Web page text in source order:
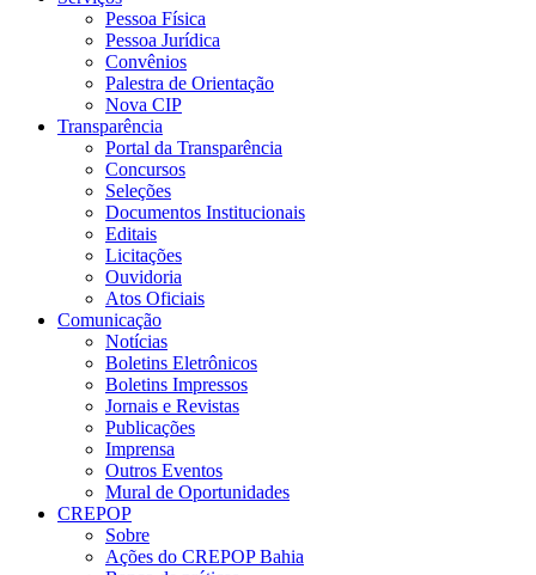
Pessoa Física
Pessoa Jurídica
Convênios
Palestra de Orientação
Nova CIP
Transparência
Portal da Transparência
Concursos
Seleções
Documentos Institucionais
Editais
Licitações
Ouvidoria
Atos Oficiais
Comunicação
Notícias
Boletins Eletrônicos
Boletins Impressos
Jornais e Revistas
Publicações
Imprensa
Outros Eventos
Mural de Oportunidades
CREPOP
Sobre
Ações do CREPOP Bahia